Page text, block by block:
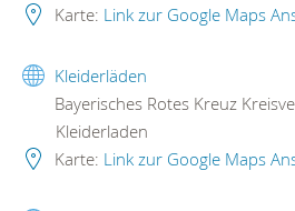
Karte: Link zur Google Maps
Kleiderläden
Bayerisches Rotes Kreuz
Kleiderladen
Karte: Link zur Google Maps